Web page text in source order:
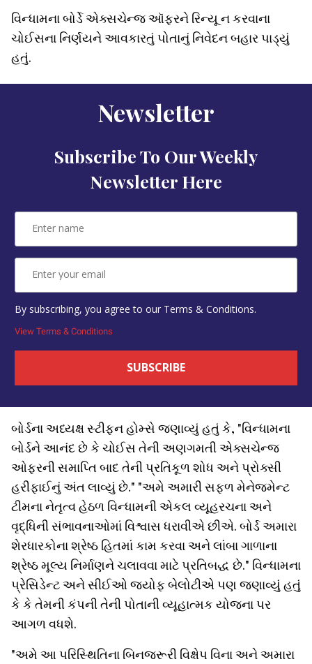
વિન્ધામના બોર્ડે એક્સચેન્જ ઑફરને રિન્યૂ ન કરવાના
ચોઈસના નિર્ણયને આવકારતું પોતાનું નિવેદન બહાર પાડ્યું
હતું.
Newsletter
Subscribe To Our Weekly
Newsletter Here
By subscribing, you agree to our Terms & Conditions.
View Terms & Conditions
બોર્ડના અધ્યક્ષ સ્ટીફન હોમ્સે જણાવ્યું હતું કે, "વિન્ધામના
બોર્ડને આનંદ છે કે ચોઈસ તેની અણગમતી એક્સચેન્જ
ઓફરની સમાપ્તિ બાદ તેની પ્રતિકૂળ શોધ અને પ્રોક્સી
હરીફાઈનું અંત લાવ્યું છે." "અમે અમારી સફળ મેનેજમેન્ટ
ટીમના નેતૃત્વ હેઠળ વિન્ધામની એકલ વ્યૂહરચના અને
વૃદ્ધિની સંભાવનાઓમાં વિશ્વાસ ધરાવીએ છીએ. બોર્ડ અમારા
શેરધારકોના શ્રેષ્ઠ હિતમાં કામ કરવા અને લાંબા ગાળાના
શ્રેષ્ઠ મૂલ્ય નિર્માણને ચલાવવા માટે પ્રતિબદ્ધ છે." વિન્ધામના
પ્રેસિડેન્ટ અને સીઈઓ જ્યોફ બેલોટીએ પણ જણાવ્યું હતું
કે કે તેમની કંપની તેની પોતાની વ્યૂહાત્મક યોજના પર
આગળ વધશે.
"અમે આ પરિસ્થિતિના બિનજરૂરી વિક્ષેપ વિના અને અમારા